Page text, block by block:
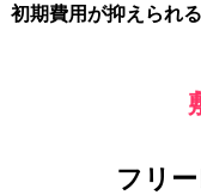
初期費用が抑えられ
フリ